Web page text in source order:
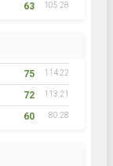
63 105:28
75 114:22
72 113:21
60 80:28